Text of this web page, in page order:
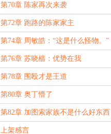
第70章 陈家再次来袭
第72章 跑路的陈家家主
第74章 周敏皓：“这是什么怪物。”
第76章 苏晓樯：优势在我
第78章 围殴才是王道
第80章 奥丁懵了
第82章 加图索家族不是什么好东西
上架感言